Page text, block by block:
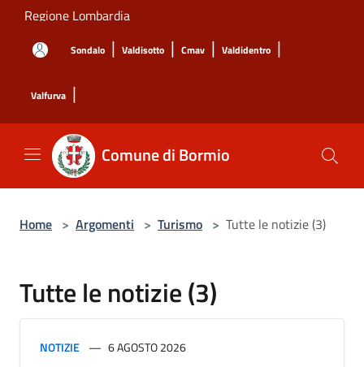
Salta al contenuto principale
Regione Lombardia
Sondalo | Valdisotto | Cmav | Valdidentro |
Valfurva |
Comune di Bormio
Home > Argomenti > Turismo > Tutte le notizie (3)
Tutte le notizie (3)
NOTIZIE 6 AGOSTO 2026